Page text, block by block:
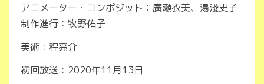
アニメーター・コンポジット：廣瀬衣美、湯淺史子
制作進行：牧野佑子
美術：程亮介
初回放送：2020年11月13日